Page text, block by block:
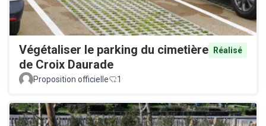
Végétaliser le parking du cimetière
de Croix Daurade
Réalisé
Proposition officielle 1